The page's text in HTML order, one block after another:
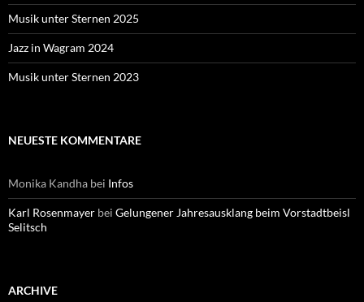
Musik unter Sternen 2025
Jazz in Wagram 2024
Musik unter Sternen 2023
NEUESTE KOMMENTARE
Monika Kandha bei Infos
Karl Rosenmayer bei Gelungener Jahresausklang beim Vorstadtbeisl
Selitsch
ARCHIVE